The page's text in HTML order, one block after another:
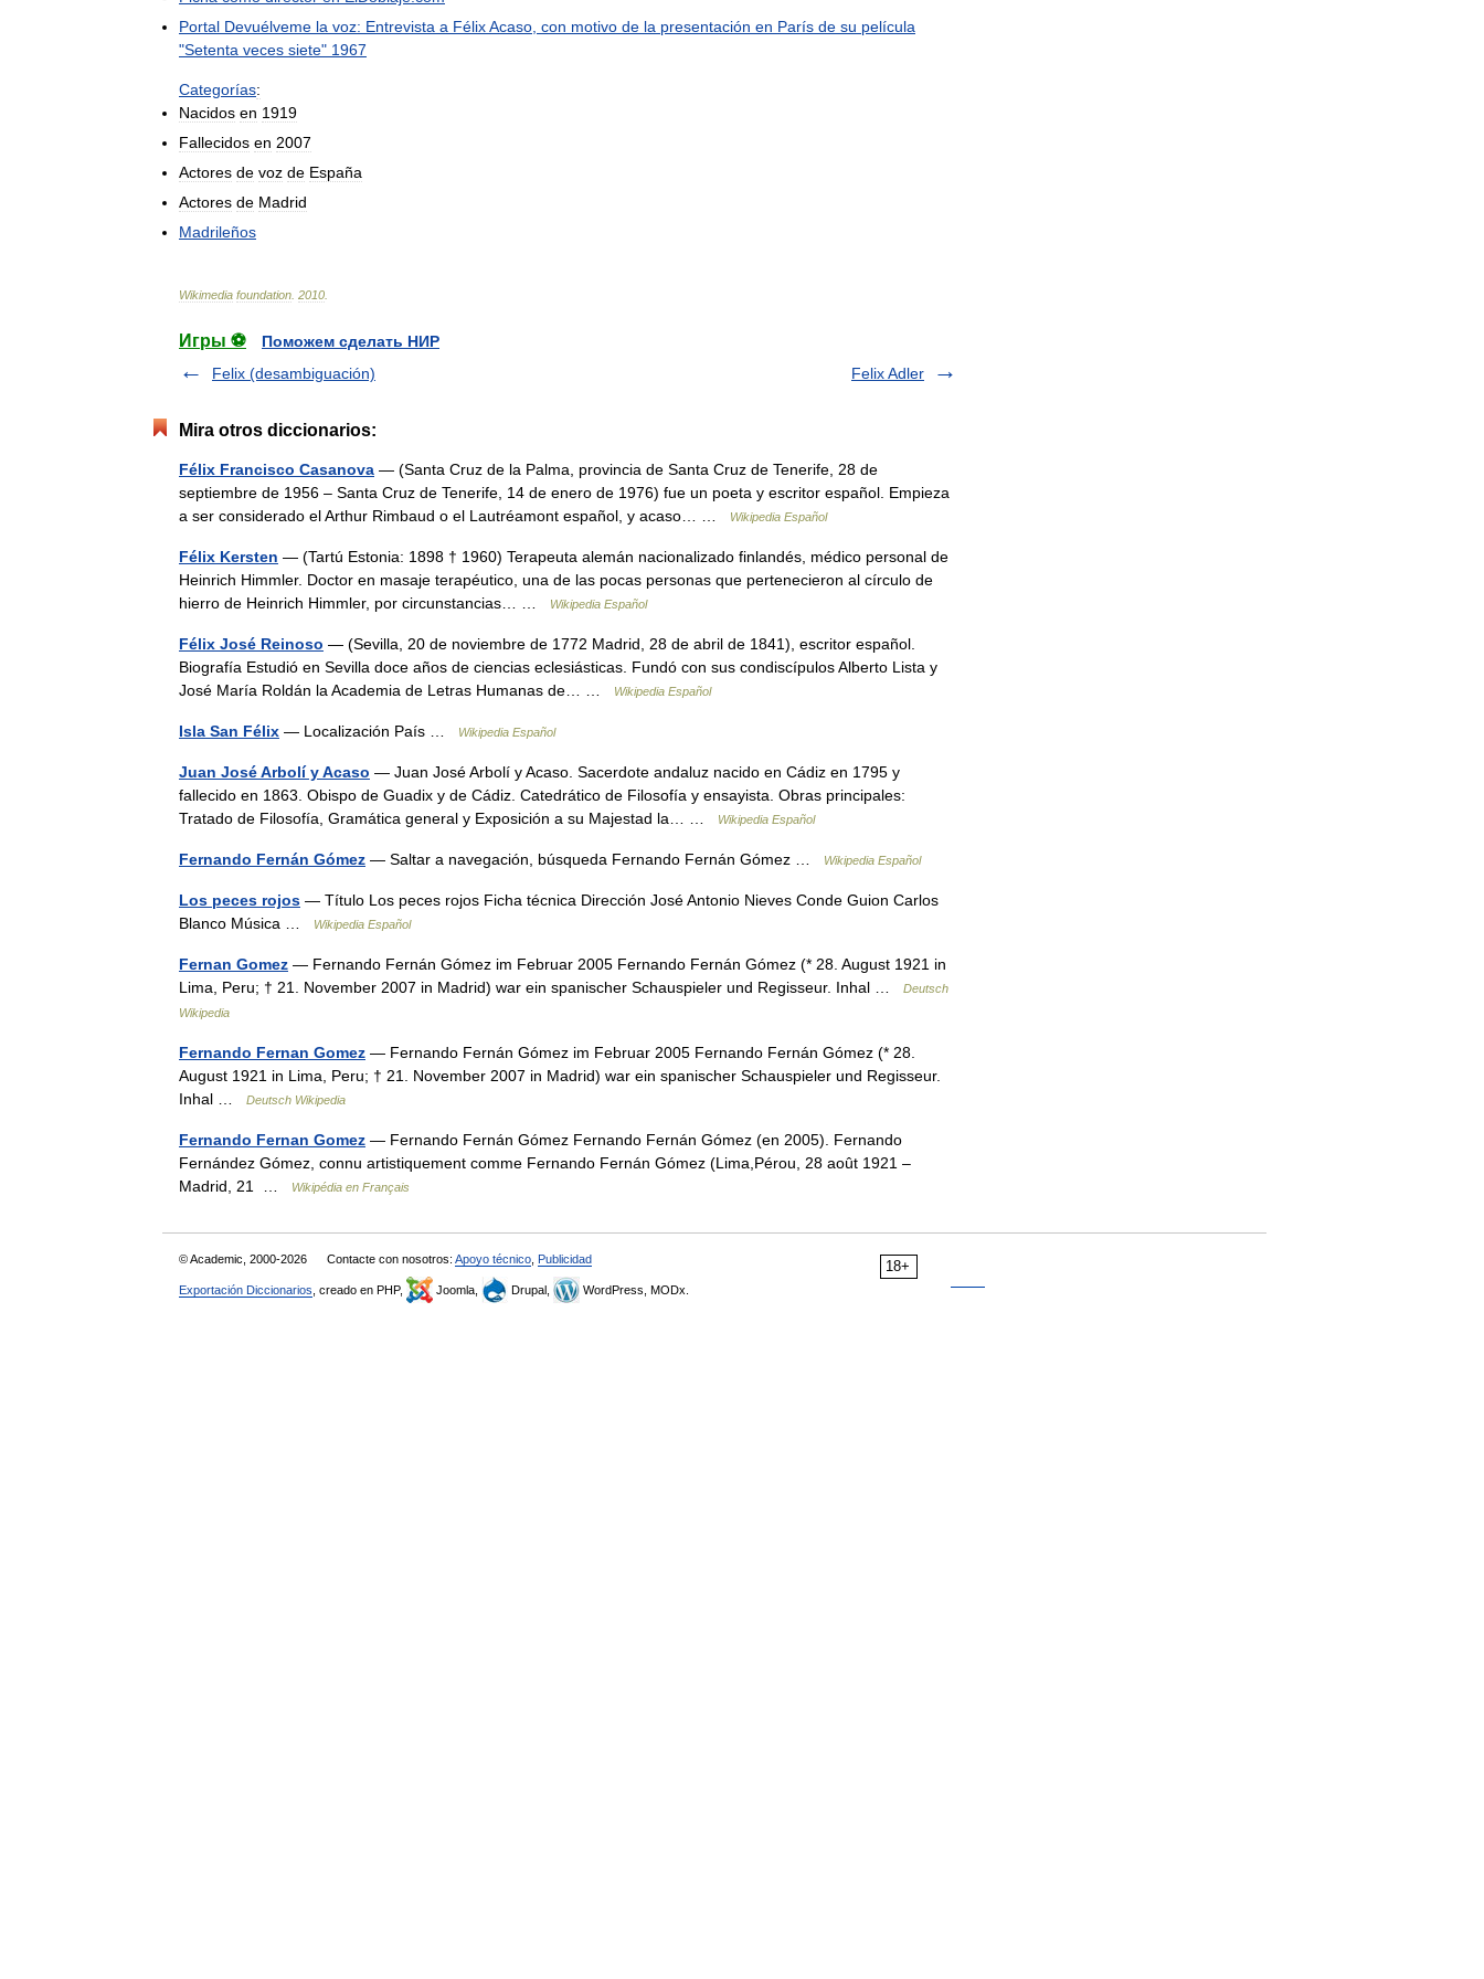
Portal Devuélveme la voz: Entrevista a FélixAcaso con motivo de la presentación en París de su película
"Setenta veces siete" 1967
Categorías:
Nacidos en 1919
Fallecidos en 2007
Actores de voz de España
Actores de Madrid
Madrileños
Wikimedia foundation 2010
Игры ⚽
Поможем сделать НИР
Felix (desambiguación)
Felix Adler
Mira otros diccionarios:
Félix Francisco Casanova — (Santa Cruz de la Palma, provincia de Santa Cruz de Tenerife, 28 de
septiembre de 1956 – Santa Cruz de Tenerife, 14 de enero de 1976) fue un poeta y escritor español. Empieza
a ser considerado el Arthur Rimbaud o el Lautréamont español, y acaso… …
Wikipedia Español
Félix Kersten — (Tartú Estonia: 1898 † 1960) Terapeuta alemán nacionalizado finlandés, médico personal de
Heinrich Himmler. Doctor en masaje terapéutico, una de las pocas personas que pertenecieron al círculo de
hierro de Heinrich Himmler, por circunstancias… …
Wikipedia Español
Félix José Reinoso — (Sevilla, 20 de noviembre de 1772 Madrid, 28 de abril de 1841), escritor español.
Biografía Estudió en Sevilla doce años de ciencias eclesiásticas. Fundó con sus condiscípulos Alberto Lista y
José María Roldán la Academia de Letras Humanas de… …
Wikipedia Español
Isla San Félix — Localización País … Wikipedia Español
Juan José Arbolí y Acaso — Juan José Arbolí y Acaso. Sacerdote andaluz nacido en Cádiz en 1795 y
fallecido en 1863. Obispo de Guadix y de Cádiz. Catedrático de Filosofía y ensayista. Obras principales:
Tratado de Filosofía, Gramática general y Exposición a su Majestad la… …
Wikipedia Español
Fernando Fernán Gómez — Saltar a navegación, búsqueda Fernando Fernán Gómez … Wikipedia Español
Los peces rojos — Título Los peces rojos Ficha técnica Dirección José Antonio Nieves Conde Guion Carlos
Blanco Música …
Wikipedia Español
Fernan Gomez — Fernando Fernán Gómez im Februar 2005 Fernando Fernán Gómez (* 28. August 1921 in
Lima, Peru; † 21. November 2007 in Madrid) war ein spanischer Schauspieler und Regisseur. Inhal …
Deutsch
Wikipedia
Fernando Fernan Gomez — Fernando Fernán Gómez im Februar 2005 Fernando Fernán Gómez (* 28.
August 1921 in Lima, Peru; † 21. November 2007 in Madrid) war ein spanischer Schauspieler und Regisseur.
Inhal …
Deutsch Wikipedia
Fernando Fernan Gomez — Fernando Fernán Gómez Fernando Fernán Gómez (en 2005). Fernando
Fernández Gómez, connu artistiquement comme Fernando Fernán Gómez (Lima,Pérou, 28 août 1921 –
Madrid, 21 …
Wikipédia en Français
18+
© Academic, 2000-2026 Contacte con nosotros: Apoyo técnico Publicidad
Exportación Diccionarios , creado en PHP, Joomla, Drupal, WordPress, MODx.